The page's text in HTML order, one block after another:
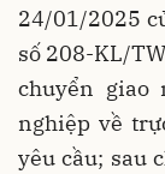
24/01/2025
số 208-KL/
chuyển giao
nghiệp về
yêu cầu; sau